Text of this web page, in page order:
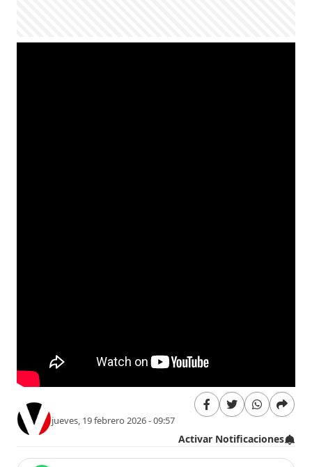
jueves, 19 febrero 2026 - 09:57
Activar Notificaciones